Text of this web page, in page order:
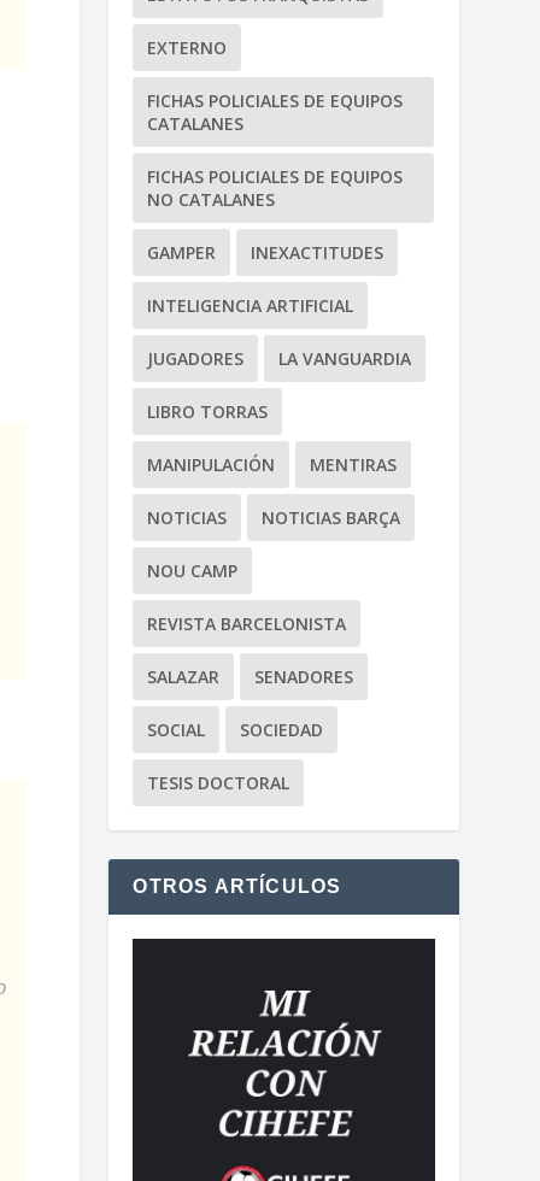
EXTERNO
FICHAS POLICIALES DE EQUIPOS
CATALANES
FICHAS POLICIALES DE EQUIPOS
NO CATALANES
GAMPER INEXACTITUDES
INTELIGENCIA ARTIFICIAL
JUGADORES LA VANGUARDIA
LIBRO TORRAS
MANIPULACIÓN MENTIRAS
NOTICIAS NOTICIAS BARÇA
NOU CAMP
REVISTA BARCELONISTA
SALAZAR SENADORES
SOCIAL SOCIEDAD
TESIS DOCTORAL
OTROS ARTÍCULOS